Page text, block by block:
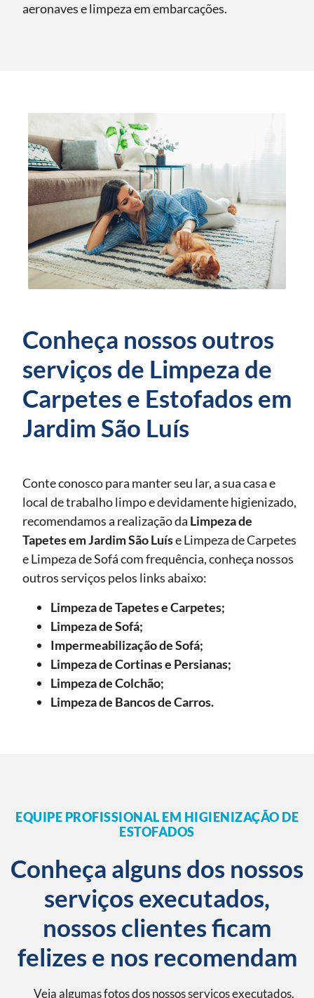
aeronaves e limpeza em embarcações.
Conheça nossos outros
serviços de Limpeza de
Carpetes e Estofados em
Jardim São Luís
Conte conosco para manter seu lar, a sua casa e
local de trabalho limpo e devidamente higienizado,
recomendamos a realização da Limpeza de
Tapetesem Jardim São Luíse Limpeza de Carpetes
e Limpeza de Sofá com frequência, conheça nossos
outros serviços pelos links abaixo:
Limpeza de Tapetes e Carpetes;
Limpeza de Sofá;
Impermeabilização de Sofá;
Limpeza de Cortinas e Persianas;
Limpeza de Colchão;
Limpeza de Bancos de Carros.
EQUIPE PROFISSIONAL EM HIGIENIZAÇÃO DE
ESTOFADOS
Conheça alguns dos nossos
serviços executados,
nossos clientes ficam
felizes e nos recomendam
Veja algumas fotos dos nossos serviços executados,